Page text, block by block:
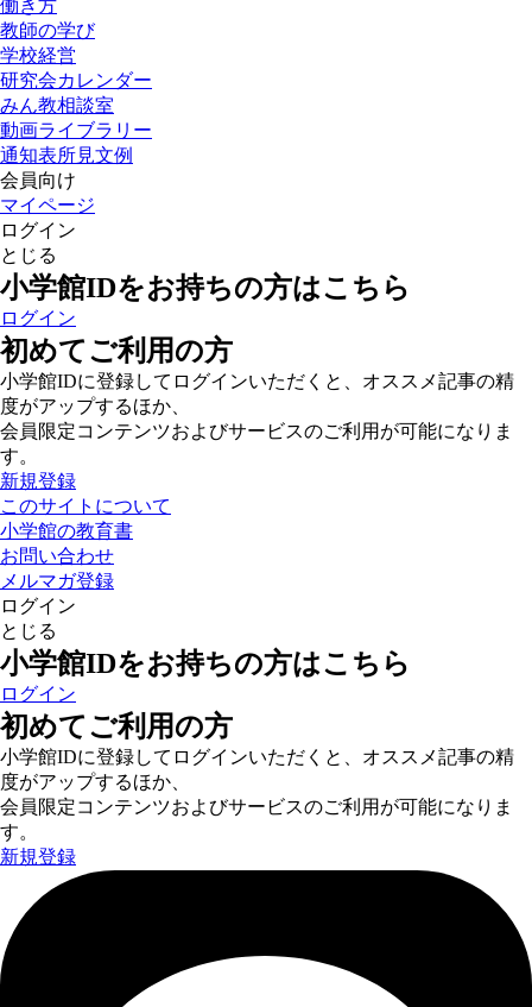
働き方
教師の学び
学校経営
研究会カレンダー
みん教相談室
動画ライブラリー
通知表所見文例
会員向け
マイページ
ログイン
とじる
小学館IDをお持ちの方はこちら
ログイン
初めてご利用の方
小学館IDに登録してログインいただくと、オススメ記事の精
度がアップするほか、
会員限定コンテンツおよびサービスのご利用が可能になりま
す。
新規登録
このサイトについて
小学館の教育書
お問い合わせ
メルマガ登録
ログイン
とじる
小学館IDをお持ちの方はこちら
ログイン
初めてご利用の方
小学館IDに登録してログインいただくと、オススメ記事の精
度がアップするほか、
会員限定コンテンツおよびサービスのご利用が可能になりま
す。
新規登録